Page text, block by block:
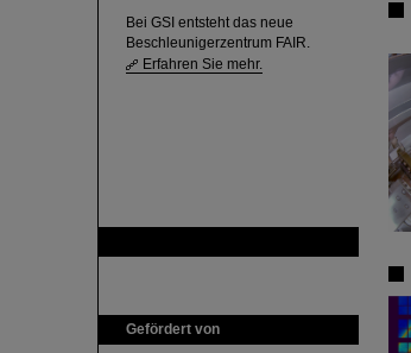
Bei GSI entsteht das neue
Beschleunigerzentrum FAIR.
Erfahren Sie mehr.
Gefördert von